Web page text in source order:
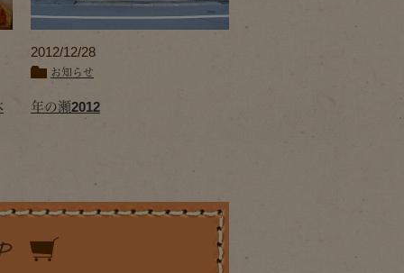
2012/12/28
お知らせ
年の瀬2012